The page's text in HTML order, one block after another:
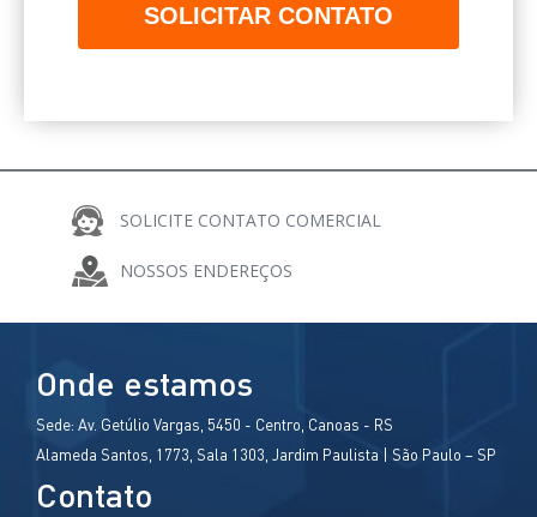
SOLICITAR CONTATO
SOLICITE CONTATO COMERCIAL
NOSSOS ENDEREÇOS
Onde estamos
Sede: Av. Getúlio Vargas, 5450 - Centro, Canoas - RS
Alameda Santos, 1773, Sala 1303, Jardim Paulista | São Paulo – SP
Contato